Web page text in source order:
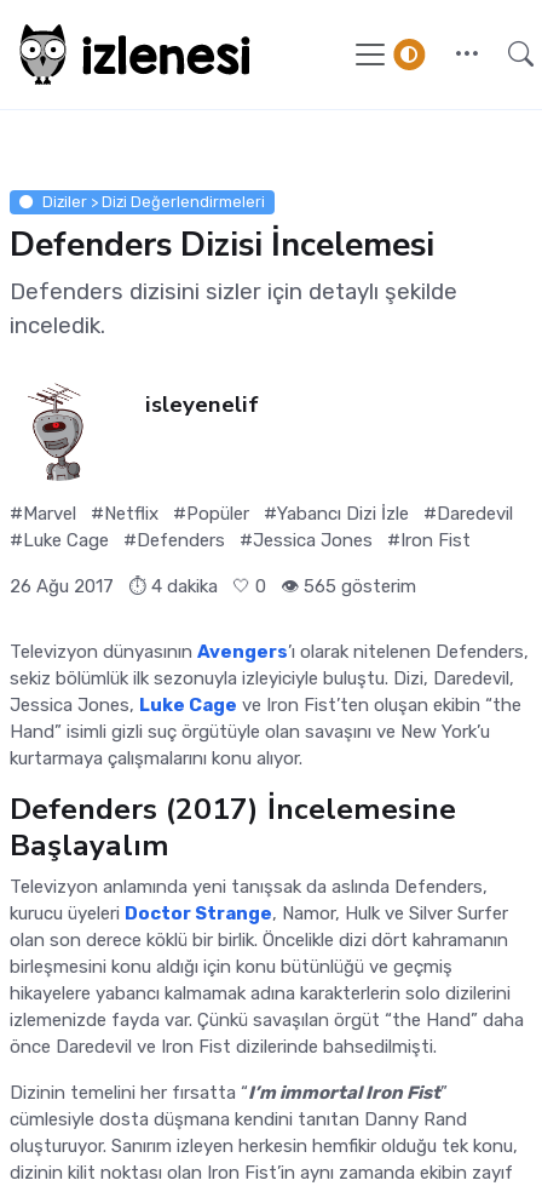
Diziler > Dizi Değerlendirmeleri
Defenders Dizisi İncelemesi
Defenders dizisini sizler için detaylı şekilde
inceledik.
isleyenelif
26 Ağu 2017 ⏱ 4 dakika 🤍 0 👁️ 565 gösterim
#Marvel #Netflix #Popüler #Yabancı Dizi İzle
#Daredevil
#Luke Cage
#Defenders #Jessica Jones #Iron Fist
Televizyon dünyasının Avengers’ı olarak nitelenen Defenders,
sekiz bölümlük ilk sezonuyla izleyiciyle buluştu. Dizi, Daredevil,
Jessica Jones, Luke Cage ve Iron Fist’ten oluşan ekibin “the
Hand” isimli gizli suç örgütüyle olan savaşını ve New York’u
kurtarmaya çalışmalarını konu alıyor.
Defenders (2017) İncelemesine
Başlayalım
Televizyon anlamında yeni tanışsak da aslında Defenders,
kurucu üyeleri Doctor Strange, Namor, Hulk ve Silver Surfer
olan son derece köklü bir birlik. Öncelikle dizi dört kahramanın
birleşmesini konu aldığı için konu bütünlüğü ve geçmiş
hikayelere yabancı kalmamak adına karakterlerin solo dizilerini
izlemenizde fayda var. Çünkü savaşılan örgüt “the Hand” daha
önce Daredevil ve Iron Fist dizilerinde bahsedilmişti.
Dizinin temelini her fırsatta “I’m immortal Iron Fist”
cümlesiyle dosta düşmana kendini tanıtan Danny Rand
oluşturuyor. Sanırım izleyen herkesin hemfikir olduğu tek konu,
dizinin kilit noktası olan Iron Fist’in aynı zamanda ekibin zayıf